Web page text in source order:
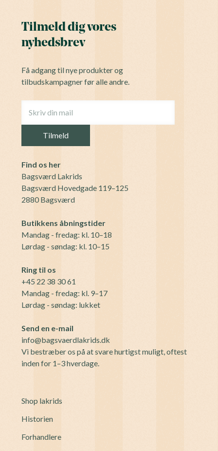
Tilmeld dig vores
nyhedsbrev
Få adgang til nye produkter og
tilbudskampagner før alle andre.
Find os her
Bagsværd Lakrids
Bagsværd Hovedgade 119–125
2880 Bagsværd
Butikkens åbningstider
Mandag - fredag: kl. 10–18
Lørdag - søndag: kl. 10–15
Ring til os
+45 22 38 30 61
Mandag - fredag: kl. 9–17
Lørdag - søndag: lukket
Send en e-mail
info@bagsvaerdlakrids.dk
Vi bestræber os på at svare hurtigst muligt, oftest
inden for 1–3 hverdage.
Shop lakrids
Historien
Forhandlere